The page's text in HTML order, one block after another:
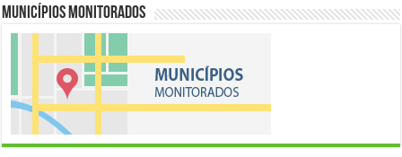
Municípios Monitorados